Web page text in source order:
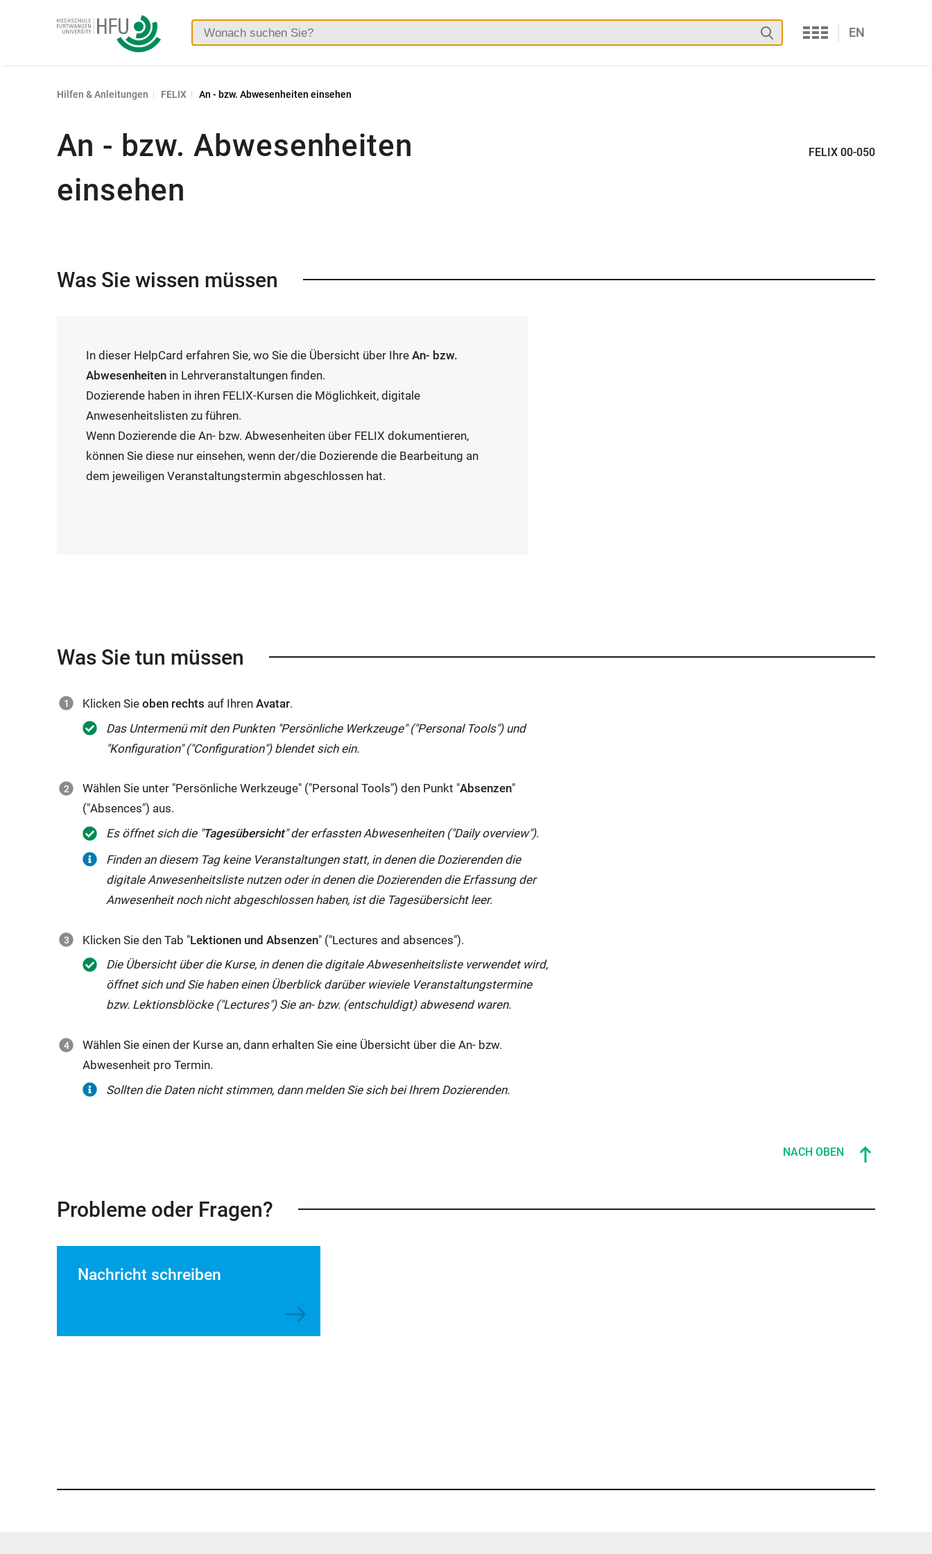
Hochschule
Furtwangen
Suchen
Services
EN
Hilfen & Anleitungen FELIX An - bzw. Abwesenheiten einsehen
An - bzw. Abwesenheiten
einsehen
FELIX 00-050
Was Sie wissen müssen
In dieser HelpCard erfahren Sie, wo Sie die Übersicht über Ihre An- bzw.
Abwesenheiten in Lehrveranstaltungen finden.
Dozierende haben in ihren FELIX-Kursen die Möglichkeit, digitale
Anwesenheitslisten zu führen.
Wenn Dozierende die An- bzw. Abwesenheiten über FELIX dokumentieren,
können Sie diese nur einsehen, wenn der/die Dozierende die Bearbeitung an
dem jeweiligen Veranstaltungstermin abgeschlossen hat.
Was Sie tun müssen
Klicken Sieoben rechts auf IhrenAvatar.
Das Untermenü mit den Punkten "Persönliche Werkzeuge" ("Personal Tools") und
"Konfiguration" ("Configuration") blendet sich ein.
Wählen Sie unter "Persönliche Werkzeuge" ("Personal Tools") den Punkt "Absenzen"
("Absences") aus.
Es öffnet sich die "Tagesübersicht" der erfassten Abwesenheiten ("Daily overview").
Finden an diesem Tag keine Veranstaltungen statt, in denen die Dozierenden die
digitale Anwesenheitsliste nutzen oder in denen die Dozierenden die Erfassung der
Anwesenheit noch nicht abgeschlossen haben, ist die Tagesübersicht leer.
Klicken Sie den Tab "Lektionen und Absenzen" ("Lectures and absences").
Die Übersicht über die Kurse, in denen die digitale Abwesenheitsliste verwendet wird,
öffnet sich und Sie haben einen Überblick darüber wieviele Veranstaltungstermine
bzw. Lektionsblöcke ("Lectures") Sie an- bzw. (entschuldigt) abwesend waren.
Wählen Sie einen der Kurse an, dann erhalten Sie eine Übersicht über die An- bzw.
Abwesenheit pro Termin.
Sollten die Daten nicht stimmen, dann melden Sie sich bei Ihrem Dozierenden.
NACH OBEN
Probleme oder Fragen?
Nachricht schreiben